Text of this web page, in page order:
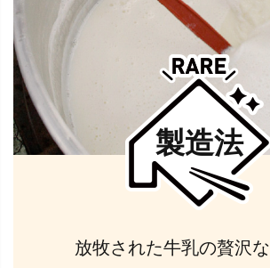
製造法
放牧された牛乳の贅沢